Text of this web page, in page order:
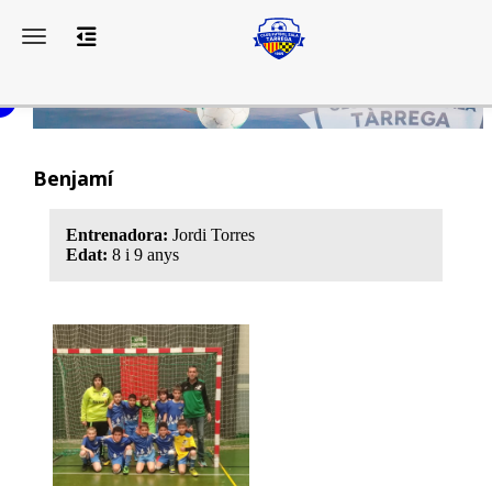
Toggle navigation
Benjamí
Entrenadora: Jordi Torres
Edat: 8 i 9 anys